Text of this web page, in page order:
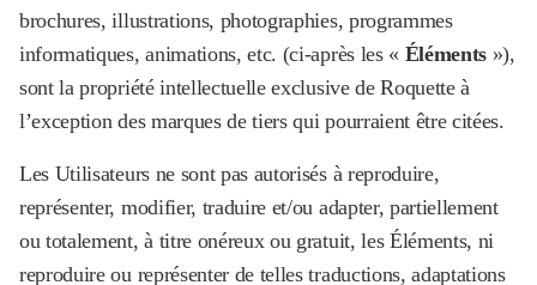
brochures, illustrations, photographies, programmes
informatiques, animations, etc. (ci-après les « Éléments »),
sont la propriété intellectuelle exclusive de Roquette à
l’exception des marques de tiers qui pourraient être citées.
Les Utilisateurs ne sont pas autorisés à reproduire,
représenter, modifier, traduire et/ou adapter, partiellement
ou totalement, à titre onéreux ou gratuit, les Éléments, ni
reproduire ou représenter de telles traductions, adaptations